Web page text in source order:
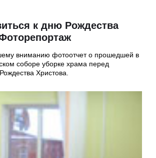
к дню Рождества
вниманию фотоотчет о прошедшей в
соборе уборке храма перед
Христова.